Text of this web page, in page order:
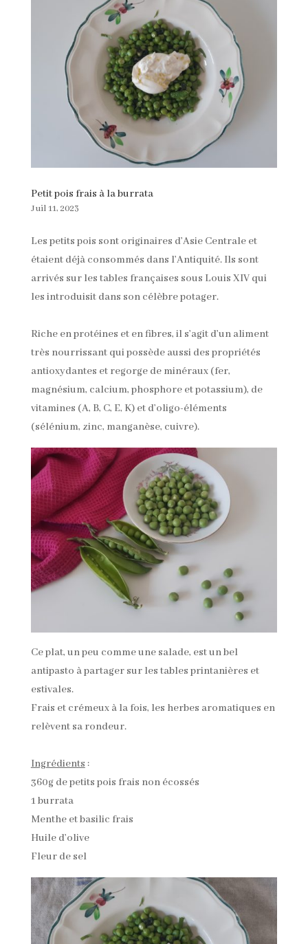
Petit pois frais à la burrata
Juil 11, 2023
Les petits pois sont originaires d’Asie Centrale et
étaient déjà consommés dans l’Antiquité. Ils sont
arrivés sur les tables françaises sous Louis XIV qui
les introduisit dans son célèbre potager.
Riche en protéines et en fibres, il s’agit d’un aliment
très nourrissant qui possède aussi des propriétés
antioxydantes et regorge de minéraux (fer,
magnésium, calcium, phosphore et potassium), de
vitamines (A, B, C, E, K) et d’oligo-éléments
(sélénium, zinc, manganèse, cuivre).
Ce plat, un peu comme une salade, est un bel
antipasto à partager sur les tables printanières et
estivales.
Frais et crémeux à la fois, les herbes aromatiques en
relèvent sa rondeur.
Ingrédients :
360g de petits pois frais non écossés
1 burrata
Menthe et basilic frais
Huile d’olive
Fleur de sel